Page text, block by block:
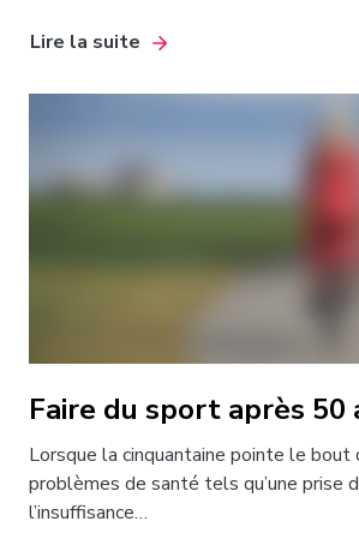
Lire la suite
Faire du sport après 50
Lorsque la cinquantaine pointe le bout
problèmes de santé tels qu’une prise
l’insuffisance…